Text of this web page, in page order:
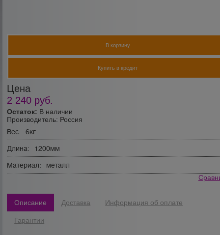
Остаток: В наличии
Производитель: Россия
Вес:
6кг
Длина: 1200мм
Материал: металл
Цена
2 240 руб.
В корзину
Купить в кредит
Описание Доставка Информация об оплате
Гарантии